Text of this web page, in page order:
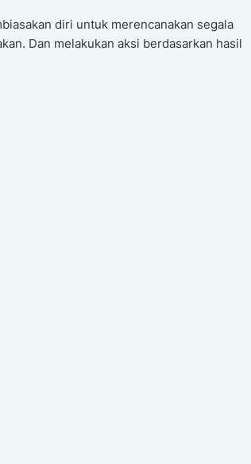
diri untuk merencanakan segala
Dan melakukan aksi berdasarkan hasil